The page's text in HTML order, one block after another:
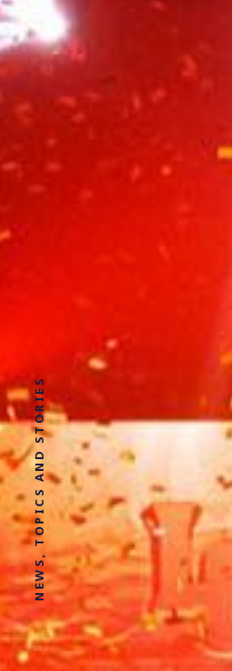
NEWS, TOPICS AND STORIES